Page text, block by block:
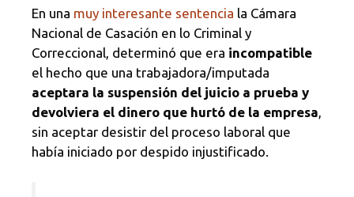
En una muy interesante sentencia la Cámara
Nacional de Casación en lo Criminal y
Correccional, determinó que era incompatible
el hecho que una trabajadora/imputada
aceptara la suspensión del juicio a prueba y
devolviera el dinero que hurtó de la empresa,
sin aceptar desistir del proceso laboral que
había iniciado por despido injustificado.